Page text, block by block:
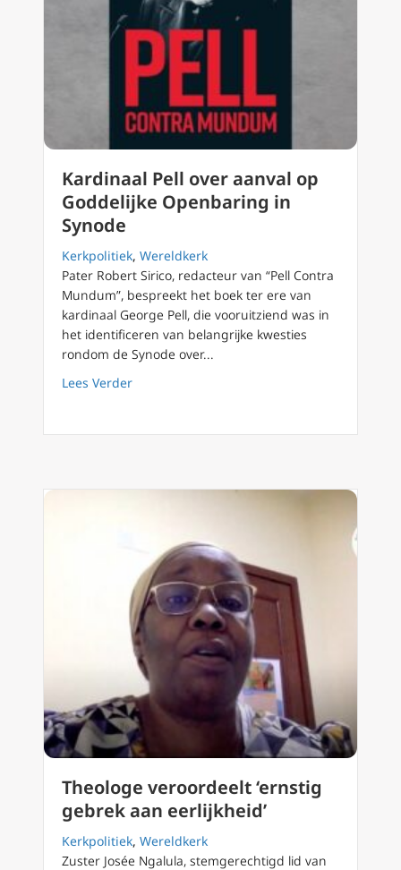
Kardinaal Pell over aanval op
Goddelijke Openbaring in
Synode
Kerkpolitiek, Wereldkerk
Pater Robert Sirico, redacteur van “Pell Contra
Mundum”, bespreekt het boek ter ere van
kardinaal George Pell, die vooruitziend was in
het identificeren van belangrijke kwesties
rondom de Synode over...
Lees Verderabout Kardinaal Pell over aanval op
Theologe veroordeelt ‘ernstig
gebrek aan eerlijkheid’
Kerkpolitiek, Wereldkerk
Zuster Josée Ngalula, stemgerechtigd lid van